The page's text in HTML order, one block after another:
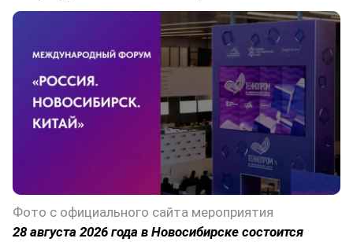
Фото с официального сайта мероприятия
28 августа 2026 года в Новосибирске состоится